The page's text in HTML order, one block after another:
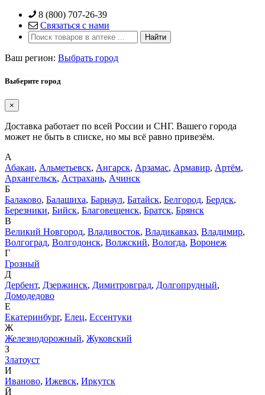
Skip
content
8 (800) 707-26-39
Связаться с нами
Ваш регион: Выбрать город
Выберите город
×
Доставка работает по всей России и СНГ. Вашего города
может не быть в списке, но мы всё равно привезём.
А
Абакан, Альметьевск, Ангарск, Арзамас, Армавир, Артём,
Архангельск, Астрахань, Ачинск
Б
Балаково, Балашиха, Барнаул, Батайск, Белгород, Бердск,
Березники, Бийск, Благовещенск, Братск, Брянск
В
Великий Новгород, Владивосток, Владикавказ, Владимир,
Волгоград, Волгодонск, Волжский, Вологда, Воронеж
Г
Грозный
Д
Дербент, Дзержинск, Димитровград, Долгопрудный,
Домодедово
Е
Екатеринбург, Елец, Ессентуки
Ж
Железнодорожный, Жуковский
З
Златоуст
И
Иваново, Ижевск, Иркутск
Й